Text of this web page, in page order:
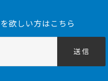
を欲しい方はこちら
送 信